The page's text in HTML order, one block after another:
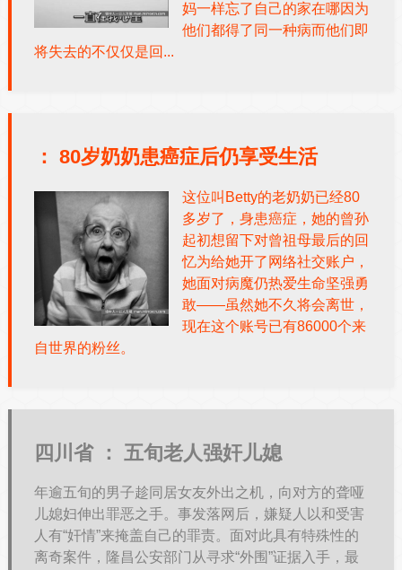
妈一样忘了自己的家在哪因为
他们都得了同一种病而他们即
将失去的不仅仅是回...
： 80岁奶奶患癌症后仍享受生活
这位叫Betty的老奶奶已经80
多岁了，身患癌症，她的曾孙
起初想留下对曾祖母最后的回
忆为给她开了网络社交账户，
她面对病魔仍热爱生命坚强勇
敢——虽然她不久将会离世，
现在这个账号已有86000个来
自世界的粉丝。
四川省 ： 五旬老人强奸儿媳
年逾五旬的男子趁同居女友外出之机，向对方的聋哑
儿媳妇伸出罪恶之手。事发落网后，嫌疑人以和受害
人有“奸情”来掩盖自己的罪责。面对此具有特殊性的
离奇案件，隆昌公安部门从寻求“外围”证据入手，最